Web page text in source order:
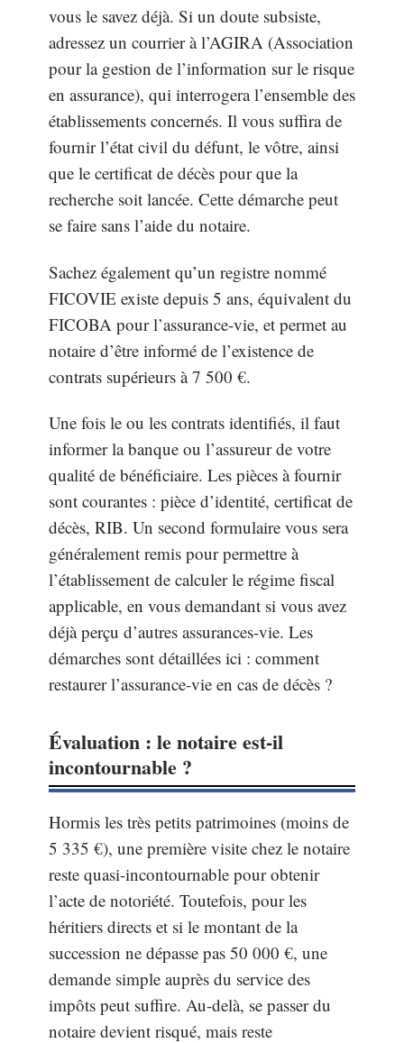
vous le savez déjà. Si un doute subsiste,
adressez un courrier à l’AGIRA (Association
pour la gestion de l’information sur le risque
en assurance), qui interrogera l’ensemble des
établissements concernés. Il vous suffira de
fournir l’état civil du défunt, le vôtre, ainsi
que le certificat de décès pour que la
recherche soit lancée. Cette démarche peut
se faire sans l’aide du notaire.
Sachez également qu’un registre nommé
FICOVIE existe depuis 5 ans, équivalent du
FICOBA pour l’assurance-vie, et permet au
notaire d’être informé de l’existence de
contrats supérieurs à 7 500 €.
Une fois le ou les contrats identifiés, il faut
informer la banque ou l’assureur de votre
qualité de bénéficiaire. Les pièces à fournir
sont courantes : pièce d’identité, certificat de
décès, RIB. Un second formulaire vous sera
généralement remis pour permettre à
l’établissement de calculer le régime fiscal
applicable, en vous demandant si vous avez
déjà perçu d’autres assurances-vie. Les
démarches sont détaillées ici : comment
restaurer l’assurance-vie en cas de décès ?
Évaluation : le notaire est-il
incontournable ?
Hormis les très petits patrimoines (moins de
5 335 €), une première visite chez le notaire
reste quasi-incontournable pour obtenir
l’acte de notoriété. Toutefois, pour les
héritiers directs et si le montant de la
succession ne dépasse pas 50 000 €, une
demande simple auprès du service des
impôts peut suffire. Au-delà, se passer du
notaire devient risqué, mais reste